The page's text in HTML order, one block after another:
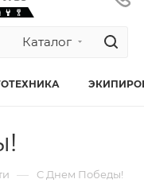
Каталог
— C Днем Победы!